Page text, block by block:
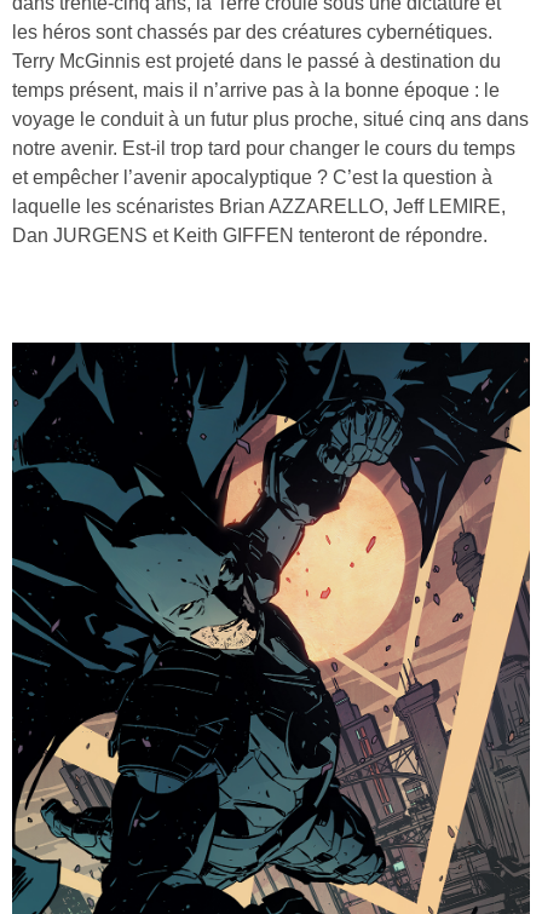
les héros sont chassés par des créatures cybernétiques.
Terry McGinnis est projeté dans le passé à destination du
temps présent, mais il n’arrive pas à la bonne époque : le
voyage le conduit à un futur plus proche, situé cinq ans dans
notre avenir. Est-il trop tard pour changer le cours du temps
et empêcher l’avenir apocalyptique ? C’est la question à
laquelle les scénaristes Brian AZZARELLO, Jeff LEMIRE,
Dan JURGENS et Keith GIFFEN tenteront de répondre.